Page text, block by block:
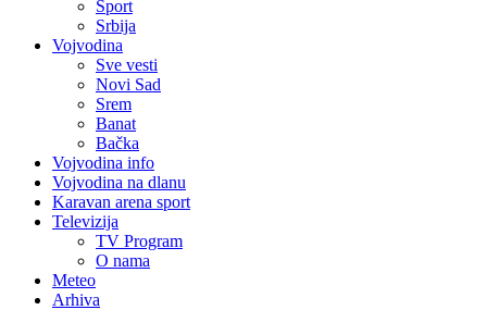
Sport
Srbija
Vojvodina
Sve vesti
Novi Sad
Srem
Banat
Bačka
Vojvodina info
Vojvodina na dlanu
Karavan arena sport
Televizija
TV Program
O nama
Meteo
Arhiva